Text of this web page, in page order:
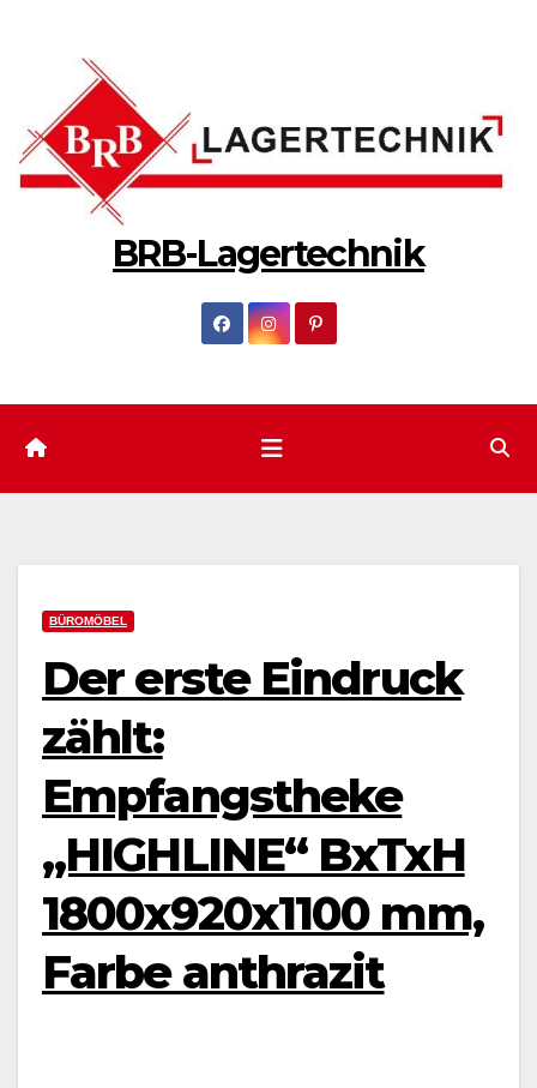
BRB-Lagertechnik
BÜROMÖBEL
Der erste Eindruck
zählt:
Empfangstheke
„HIGHLINE“ BxTxH
1800x920x1100 mm,
Farbe anthrazit